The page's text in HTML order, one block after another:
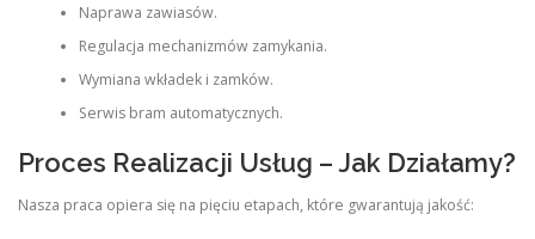
Naprawa zawiasów.
Regulacja mechanizmów zamykania.
Wymiana wkładek i zamków.
Serwis bram automatycznych.
Proces Realizacji Usług – Jak Działamy?
Nasza praca opiera się na pięciu etapach, które gwarantują jakość: